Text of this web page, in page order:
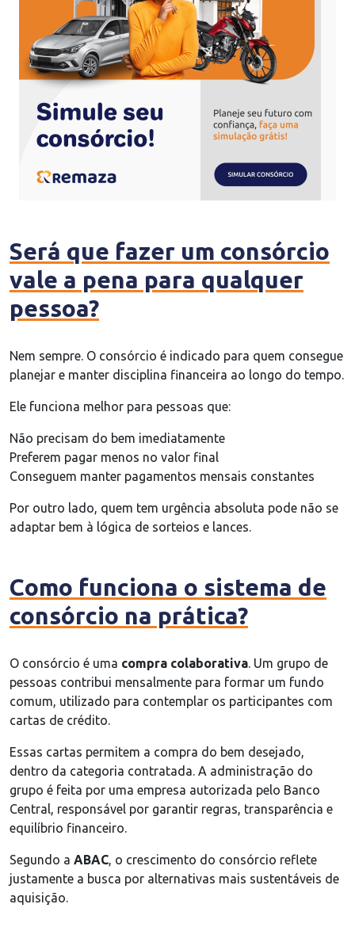
Será que fazer um consórcio
vale a pena para qualquer
pessoa?
Nem sempre. O consórcio é indicado para quem consegue
planejar e manter disciplina financeira ao longo do tempo.
Ele funciona melhor para pessoas que:
Não precisam do bem imediatamente
Preferem pagar menos no valor final
Conseguem manter pagamentos mensais constantes
Por outro lado, quem tem urgência absoluta pode não se
adaptar bem à lógica de sorteios e lances.
Como funciona o sistema de
consórcio na prática?
O consórcio é uma compra colaborativa. Um grupo de
pessoas contribui mensalmente para formar um fundo
comum, utilizado para contemplar os participantes com
cartas de crédito.
Essas cartas permitem a compra do bem desejado,
dentro da categoria contratada. A administração do
grupo é feita por uma empresa autorizada pelo Banco
Central, responsável por garantir regras, transparência e
equilíbrio financeiro.
Segundo a ABAC, o crescimento do consórcio reflete
justamente a busca por alternativas mais sustentáveis de
aquisição.